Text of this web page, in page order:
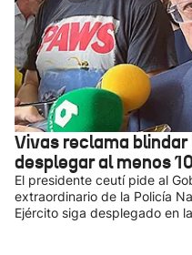
Vivas reclama
desplegar al menos
El presidente ceutí pide al
extraordinario de la Policía
Ejército siga desplegado en